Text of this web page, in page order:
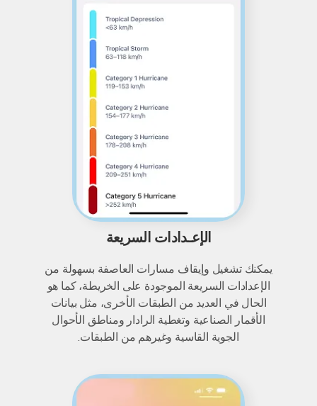
الإعـدادات السريعة
يمكنك تشغيل وإيقاف مسارات العاصفة بسهولة من
الإعدادات السريعة الموجودة على الخريطة، كما هو
الحال في العديد من الطبقات الأخرى، مثل بيانات
الأقمار الصناعية وتغطية الرادار ومناطق الأحوال
الجوية القاسية وغيرهم من الطبقات.